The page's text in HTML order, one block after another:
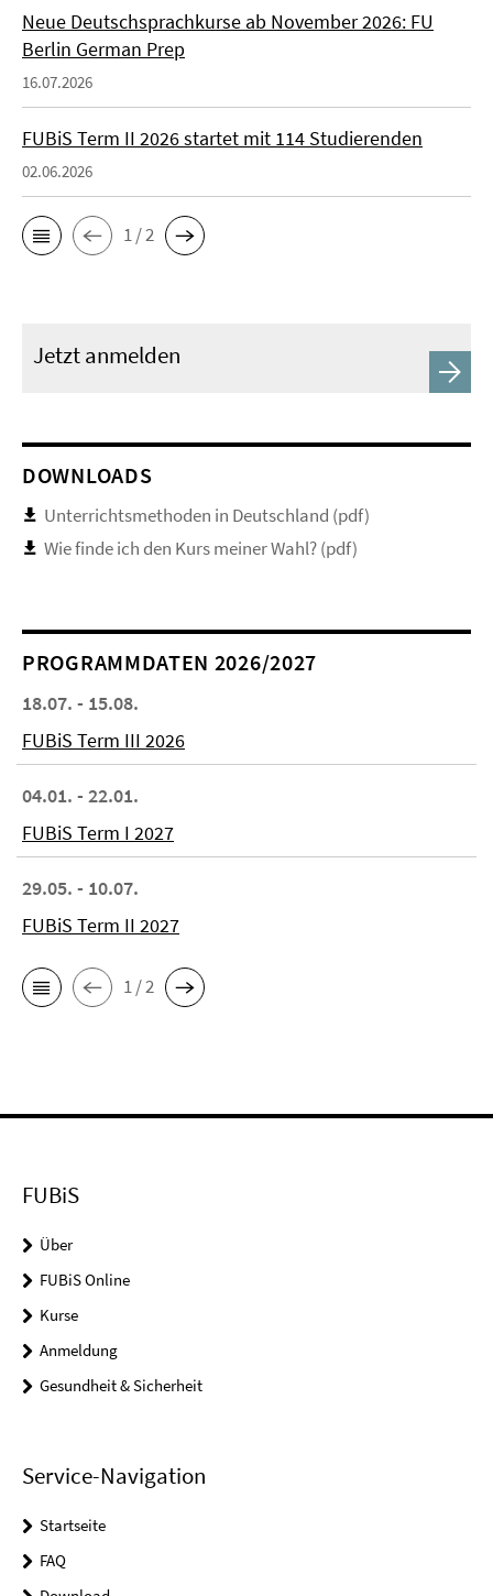
Neue Deutschsprachkurse ab November 2026: FU
Berlin German Prep
16.07.2026
FUBiS Term II 2026 startet mit 114 Studierenden
02.06.2026
1 / 2
Jetzt anmelden
DOWNLOADS
Unterrichtsmethoden in Deutschland (pdf)
Wie finde ich den Kurs meiner Wahl? (pdf)
PROGRAMMDATEN 2026/2027
18.07. - 15.08.
FUBiS Term III 2026
04.01. - 22.01.
FUBiS Term I 2027
29.05. - 10.07.
FUBiS Term II 2027
1 / 2
FUBiS
Über
FUBiS Online
Kurse
Anmeldung
Gesundheit & Sicherheit
Service-Navigation
Startseite
FAQ